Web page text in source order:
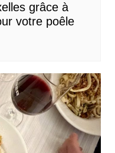
grâce à
votre poêle